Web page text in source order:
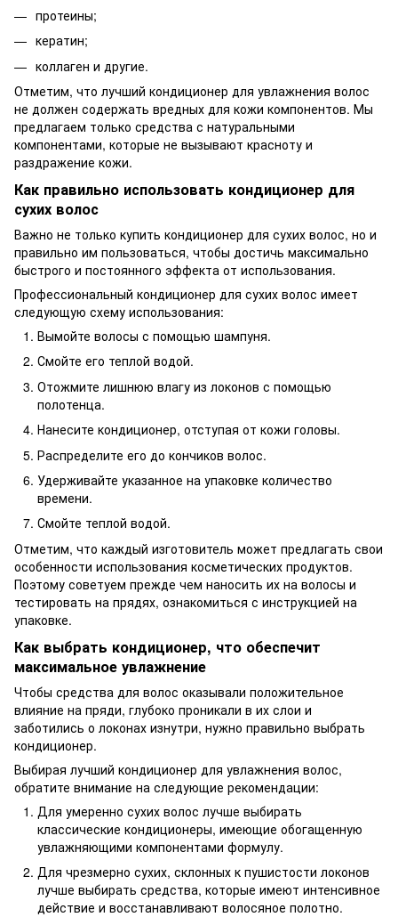
протеины;
кератин;
коллаген и другие.
Отметим, что лучший кондиционер для увлажнения волос
не должен содержать вредных для кожи компонентов. Мы
предлагаем только средства с натуральными
компонентами, которые не вызывают красноту и
раздражение кожи.
Как правильно использовать кондиционер для
сухих волос
Важно не только купить кондиционер для сухих волос, но и
правильно им пользоваться, чтобы достичь максимально
быстрого и постоянного эффекта от использования.
Профессиональный кондиционер для сухих волос имеет
следующую схему использования:
Вымойте волосы с помощью шампуня.
Смойте его теплой водой.
Отожмите лишнюю влагу из локонов с помощью
полотенца.
Нанесите кондиционер, отступая от кожи головы.
Распределите его до кончиков волос.
Удерживайте указанное на упаковке количество
времени.
Смойте теплой водой.
Отметим, что каждый изготовитель может предлагать свои
особенности использования косметических продуктов.
Поэтому советуем прежде чем наносить их на волосы и
тестировать на прядях, ознакомиться с инструкцией на
упаковке.
Как выбрать кондиционер, что обеспечит
максимальное увлажнение
Чтобы средства для волос оказывали положительное
влияние на пряди, глубоко проникали в их слои и
заботились о локонах изнутри, нужно правильно выбрать
кондиционер.
Выбирая лучший кондиционер для увлажнения волос,
обратите внимание на следующие рекомендации:
Для умеренно сухих волос лучше выбирать
классические кондиционеры, имеющие обогащенную
увлажняющими компонентами формулу.
Для чрезмерно сухих, склонных к пушистости локонов
лучше выбирать средства, которые имеют интенсивное
действие и восстанавливают волосяное полотно.